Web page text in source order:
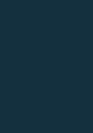
בית המשפט העליון
הינה אחת הבדיקות שיש
המשנה לאשר תכניות
בדיקות שבוחנות את
התכנית בסיכומו של
וודאות כלכלית אינה